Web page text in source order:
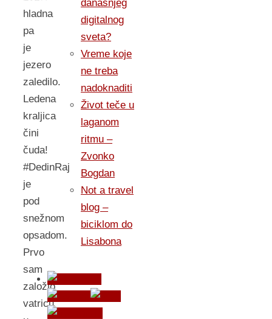
hladna
pa
je
jezero
zaledilo.
Ledena
kraljica
čini
čuda!
#DedinRaj
je
pod
snežnom
opsadom.
Prvo
sam
založio
vatricu
današnjeg
digitalnog
sveta?
Vreme koje
ne treba
nadoknaditi
Život teče u
laganom
ritmu –
Zvonko
Bogdan
Not a travel
blog –
biciklom do
Lisabona